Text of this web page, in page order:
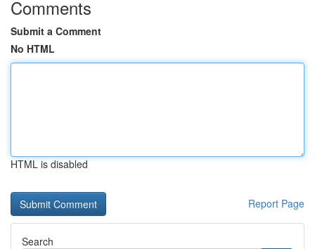
Comments
Submit a Comment
No HTML
HTML is disabled
Report Page
Search